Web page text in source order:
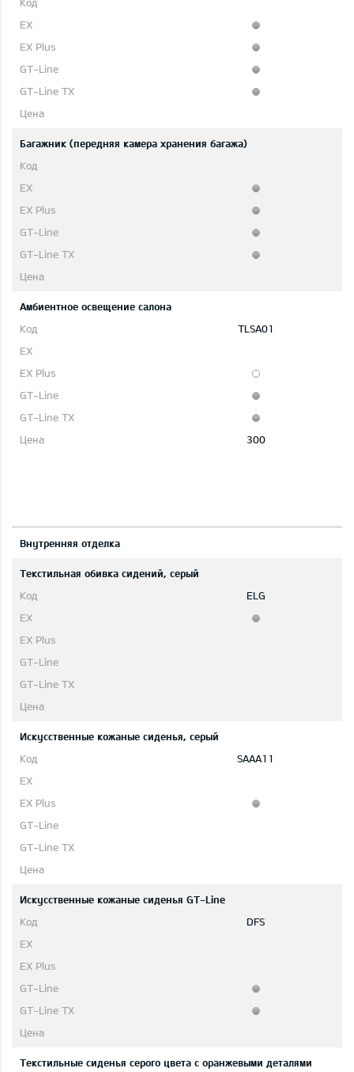
Багажник (передняя камера хранения багажа)
Aмбиентное освещение салона
TLSA01
300
Bнутренняя отделка
Текстильная обивка сидений, серый
ELG
Искусственные кожаные сиденья, серый
SAAA11
Искусственные кожаные сиденья GT-Line
DFS
Текстильные сиденья серого цвета с оранжевыми деталями